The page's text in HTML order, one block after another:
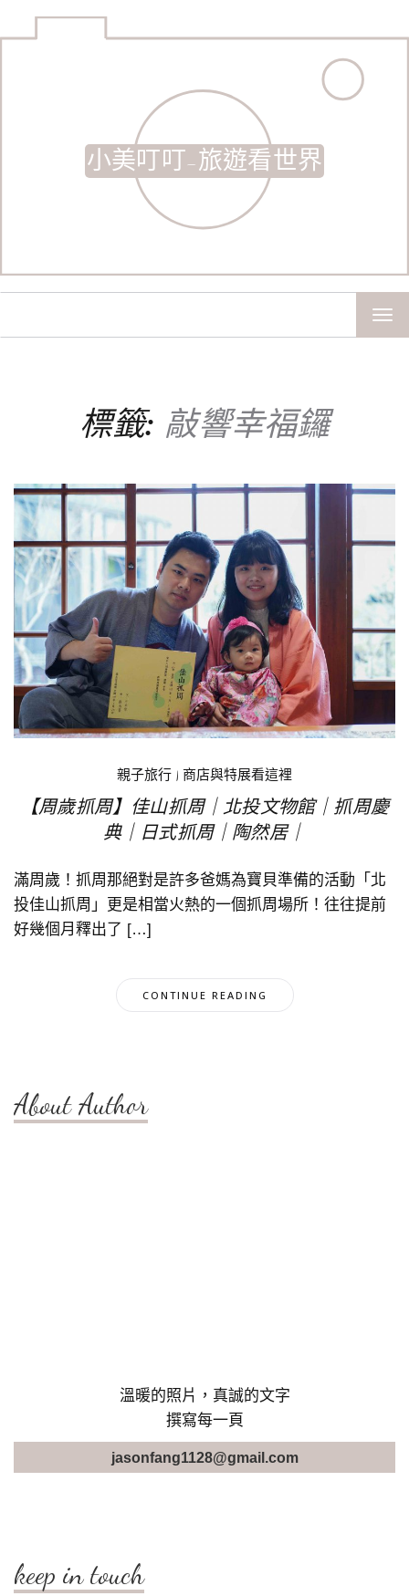
小美叮叮-旅遊看世界
標籤: 敲響幸福鑼
親子旅行 | 商店與特展看這裡
【周歲抓周】佳山抓周｜北投文物館｜抓周慶
典｜日式抓周｜陶然居｜
滿周歲！抓周那絕對是許多爸媽為寶貝準備的活動「北
投佳山抓周」更是相當火熱的一個抓周場所！往往提前
好幾個月釋出了 […]
CONTINUE READING
About Author
溫暖的照片，真誠的文字
撰寫每一頁
jasonfang1128@gmail.com
keep in touch